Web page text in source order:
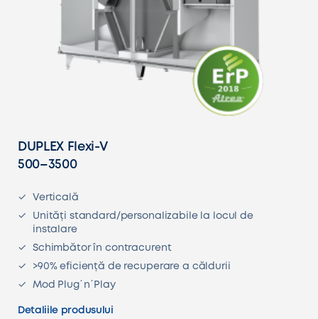
DUPLEX Flexi-V
500–3500
Verticală
Unități standard/personalizabile la locul de
instalare
Schimbător în contracurent
>90% eficiență de recuperare a căldurii
Mod Plug´n´Play
Detaliile produsului